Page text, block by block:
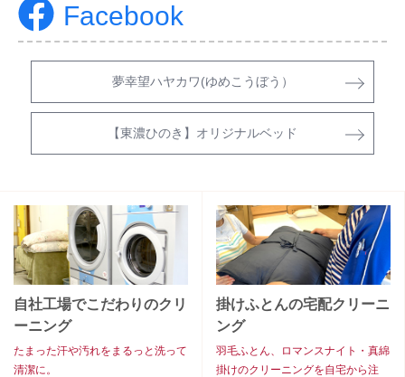
Facebook
夢幸望ハヤカワ(ゆめこうぼう）
【東濃ひのき】オリジナルベッド
自社工場でこだわりのクリ
ーニング
たまった汗や汚れをまるっと洗って
清潔に。
掛けふとんの宅配クリーニ
ング
羽毛ふとん、ロマンスナイト・真綿
掛けのクリーニングを自宅から注